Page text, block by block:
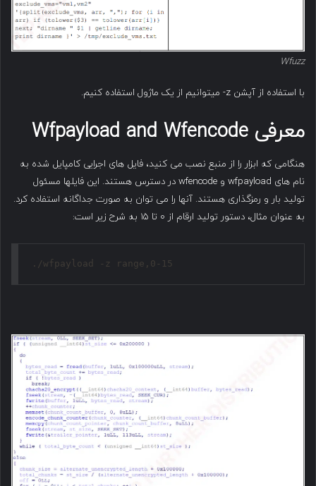
Wfuzz
با استفاده از آپشن z- میتوانیم از یک ماژول استفاده کنیم.
معرفی Wfpayload and Wfencode
هنگامی که ابزار را از منبع نصب می کنید، فایل های اجرایی کامپایل شده به
نام های wfpayload و wfencode در دسترس هستند. این فایلها مسئول
تولید بار و رمزگذاری هستند. آنها را می توان به صورت جداگانه استفاده کرد.
به عنوان مثال، دستور تولید ارقام از ۰ تا ۱۵ به شرح زیر است:
./wfpayload -z range,0-15